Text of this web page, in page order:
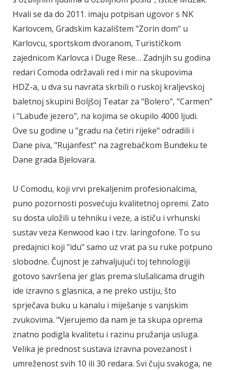
Hvali se da do 2011. imaju potpisan ugovor s NK
Karlovcem, Gradskim kazalištem "Zorin dom" u
Karlovcu, sportskom dvoranom, Turističkom
zajednicom Karlovca i Duge Rese… Zadnjih su godina
redari Comoda održavali red i mir na skupovima
HDZ-a, u dva su navrata skrbili o ruskoj kraljevskoj
baletnoj skupini Boljšoj Teatar za "Bolero", "Carmen"
i "Labuđe jezero", na kojima se okupilo 4000 ljudi.
Ove su godine u "gradu na četiri rijeke" odradili i
Dane piva, "Rujanfest" na zagrebačkom Bundeku te
Dane grada Bjelovara.
U Comodu, koji vrvi prekaljenim profesionalcima,
puno pozornosti posvećuju kvalitetnoj opremi. Zato
su dosta uložili u tehniku i veze, a ističu i vrhunski
sustav veza Kenwood kao i tzv. laringofone. To su
predajnici koji "idu" samo uz vrat pa su ruke potpuno
slobodne. Čujnost je zahvaljujući toj tehnologiji
gotovo savršena jer glas prema slušalicama drugih
ide izravno s glasnica, a ne preko ustiju, što
sprječava buku u kanalu i miješanje s vanjskim
zvukovima. "Vjerujemo da nam je ta skupa oprema
znatno podigla kvalitetu i razinu pružanja usluga.
Velika je prednost sustava izravna povezanost i
umreženost svih 10 ili 30 redara. Svi čuju svakoga, ne